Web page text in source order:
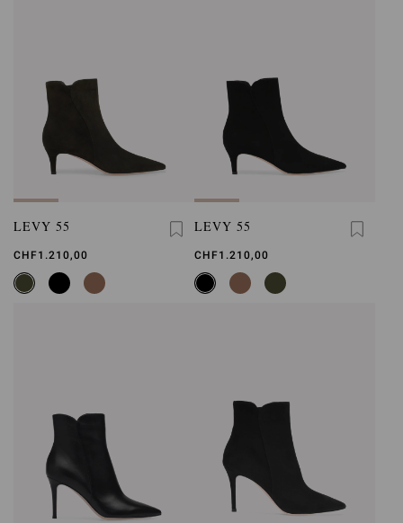
LEVY 55
CHF1.210,00
LEVY 55
CHF1.210,00